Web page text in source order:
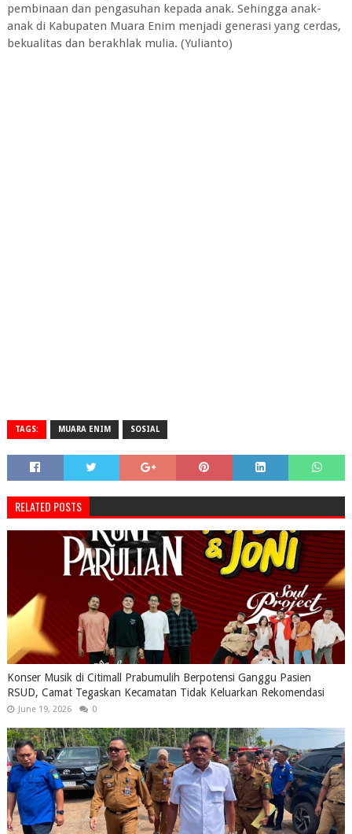
pembinaan dan pengasuhan kepada anak. Sehingga anak-
anak di Kabupaten Muara Enim menjadi generasi yang cerdas,
bekualitas dan berakhlak mulia. (Yulianto)
TAGS: MUARA ENIM SOSIAL
RELATED POSTS
Konser Musik di Citimall Prabumulih Berpotensi Ganggu Pasien
RSUD, Camat Tegaskan Kecamatan Tidak Keluarkan Rekomendasi
June 19, 2026 0